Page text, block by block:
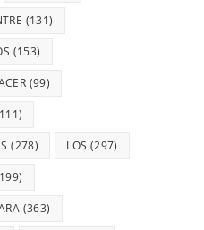
(131)
(153)
(99)
(278) LOS (297)
(363)